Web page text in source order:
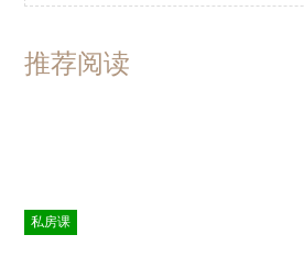
推荐阅读
私房课